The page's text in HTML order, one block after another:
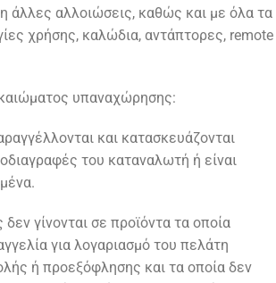
άλλες αλλοιώσεις, καθώς και με όλα τα
χρήσης, καλώδια, αντάπτορες, remote
υπαναχώρησης:
και κατασκευάζονται
του καταναλωτή ή είναι
γίνονται σε προϊόντα τα οποία
για λογαριασμό του πελάτη
ή προεξόφλησης και τα οποία δεν